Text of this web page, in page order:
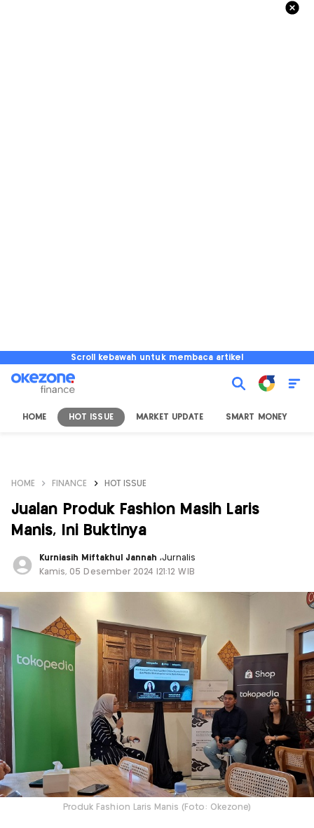
Scroll kebawah untuk membaca artikel
HOME HOT ISSUE MARKET UPDATE SMART MONEY
HOME FINANCE HOT ISSUE
Jualan Produk Fashion Masih Laris
Manis, Ini Buktinya
Kurniasih Miftakhul Jannah,Jurnalis
Kamis, 05 Desember 2024 |21:12 WIB
Produk Fashion Laris Manis (Foto: Okezone)